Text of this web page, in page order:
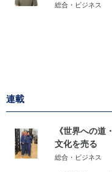
総合・ビジネス
連載
《世界への
文化を売る
総合・ビジネス